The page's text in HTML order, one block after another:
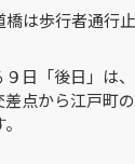
は歩行者通行止
９日「後日」は
差点から江戸町